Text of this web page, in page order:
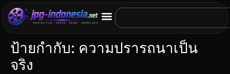
ป้ายกำกับ: ความปรารถนาเป็น
จริง